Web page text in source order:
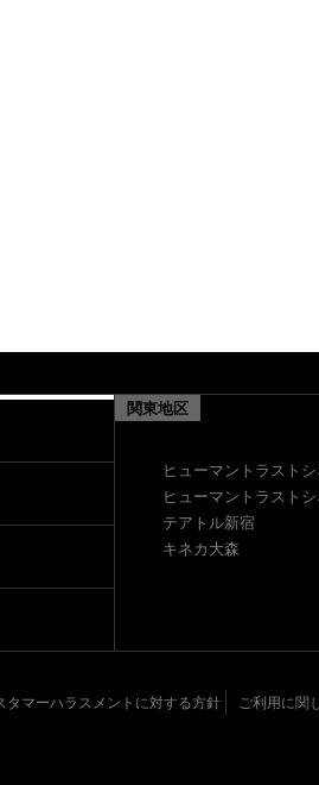
関東地区
ヒューマントラスト
ヒューマントラスト
テアトル新宿
キネカ大森
タマーハラスメントに対する方針 ご利用に関